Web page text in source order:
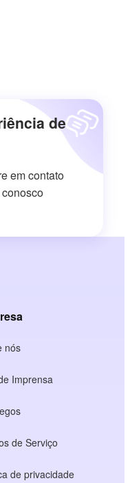
de
em contato
conosco
nós
Imprensa
de Serviço
de privacidade